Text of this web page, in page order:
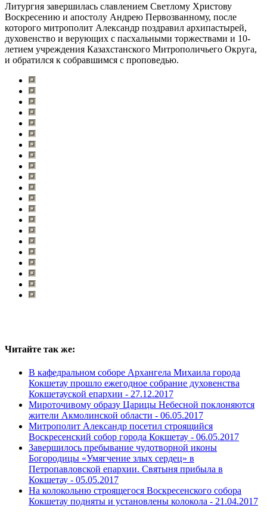
Литургия завершилась славлением Светлому Христову
Воскресению и апостолу Андрею Первозванному, после
которого митрополит Александр поздравил архипастырей,
духовенство и верующих с пасхальными торжествами и 10-
летием учреждения Казахстанского Митрополичьего Округа,
и обратился к собравшимся с проповедью.
Читайте так же:
В кафедральном соборе Архангела Михаила города
Кокшетау прошло ежегодное собрание духовенства
Кокшетауской епархии - 27.12.2017
Мироточивому образу Царицы Небесной поклоняются
жители Акмолинской области - 06.05.2017
Митрополит Александр посетил строящийся
Воскресенский собор города Кокшетау - 06.05.2017
Завершилось пребывание чудотворной иконы
Богородицы «Умягчение злых сердец» в
Петропавловской епархии. Святыня прибыла в
Кокшетау - 05.05.2017
На колокольню строящегося Воскресенского собора
Кокшетау подняты и установлены колокола - 21.04.2017